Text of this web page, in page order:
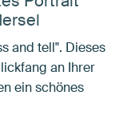
and tell". Dieses
an Ihrer
ein schönes